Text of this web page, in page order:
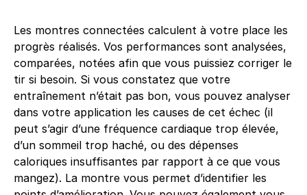
Les montres connectées calculent à votre place les
progrès réalisés. Vos performances sont analysées,
comparées, notées afin que vous puissiez corriger le
tir si besoin. Si vous constatez que votre
entraînement n’était pas bon, vous pouvez analyser
dans votre application les causes de cet échec (il
peut s’agir d’une fréquence cardiaque trop élevée,
d’un sommeil trop haché, ou des dépenses
caloriques insuffisantes par rapport à ce que vous
mangez). La montre vous permet d’identifier les